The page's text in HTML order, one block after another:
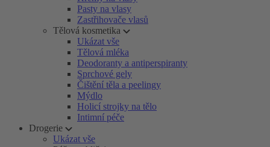
Pasty na vlasy
Zastřihovače vlasů
Tělová kosmetika
Ukázat vše
Tělová mléka
Deodoranty a antiperspiranty
Sprchové gely
Čištění těla a peelingy
Mýdlo
Holicí strojky na tělo
Intimní péče
Drogerie
Ukázat vše